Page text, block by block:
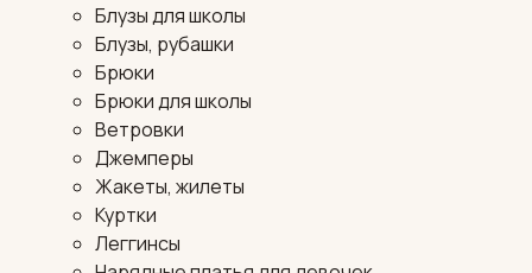
Блузы для школы
Блузы, рубашки
Брюки
Брюки для школы
Ветровки
Джемперы
Жакеты, жилеты
Куртки
Леггинсы